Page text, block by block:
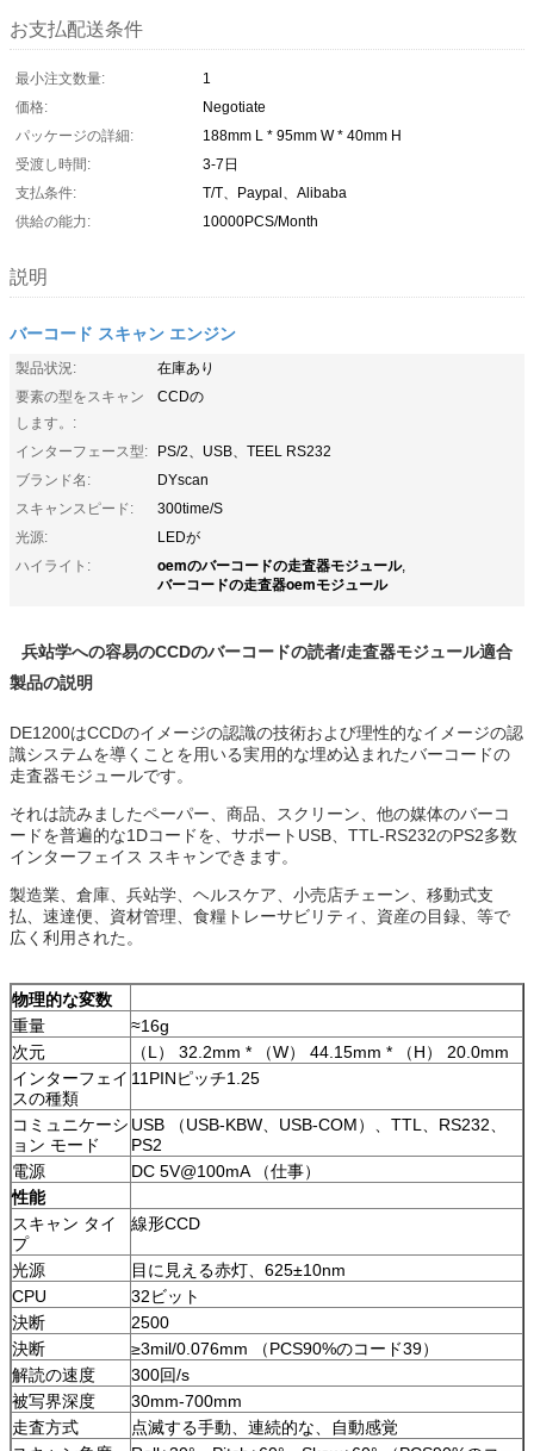
お支払配送条件
最小注文数量:
1
価格:
Negotiate
パッケージの詳細:
188mm L * 95mm W * 40mm H
受渡し時間:
3-7日
支払条件:
T/T、Paypal、Alibaba
供給の能力:
10000PCS/Month
説明
バーコード スキャン エンジン
製品状況:
在庫あり
要素の型をスキャン
します。:
CCDの
インターフェース型:
PS/2、USB、TEEL RS232
ブランド名:
DYscan
スキャンスピード:
300time/S
光源:
LEDが
ハイライト:
oemのバーコードの走査器モジュール,
バーコードの走査器oemモジュール
兵站学への容易のCCDのバーコードの読者/走査器モジュール適合
製品の説明
DE1200はCCDのイメージの認識の技術および理性的なイメージの認
識システムを導くことを用いる実用的な埋め込まれたバーコードの
走査器モジュールです。
それは読みましたペーパー、商品、スクリーン、他の媒体のバーコ
ードを普遍的な1Dコードを、サポートUSB、TTL-RS232のPS2多数
インターフェイス スキャンできます。
製造業、倉庫、兵站学、ヘルスケア、小売店チェーン、移動式支
払、速達便、資材管理、食糧トレーサビリティ、資産の目録、等で
広く利用された。
物理的な変数
重量
≈16g
次元
（L） 32.2mm * （W） 44.15mm * （H） 20.0mm
インターフェイ
スの種類
11PINピッチ1.25
コミュニケーシ
ョン モード
USB （USB-KBW、USB-COM）、TTL、RS232、
PS2
電源
DC 5V@100mA （仕事）
性能
スキャン タイ
プ
線形CCD
光源
目に見える赤灯、625±10nm
CPU
32ビット
決断
2500
決断
≥3mil/0.076mm （PCS90%のコード39）
解読の速度
300回/s
被写界深度
30mm-700mm
走査方式
点滅する手動、連続的な、自動感覚